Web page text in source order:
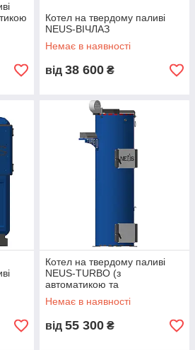
Котел на твердому паливі
NEUS-ВІЧЛАЗ
Немає в наявності
від 38 600 ₴
Котел на твердому паливі
NEUS-TURBO (з
автоматикою та
вентилятором)
Немає в наявності
від 55 300 ₴